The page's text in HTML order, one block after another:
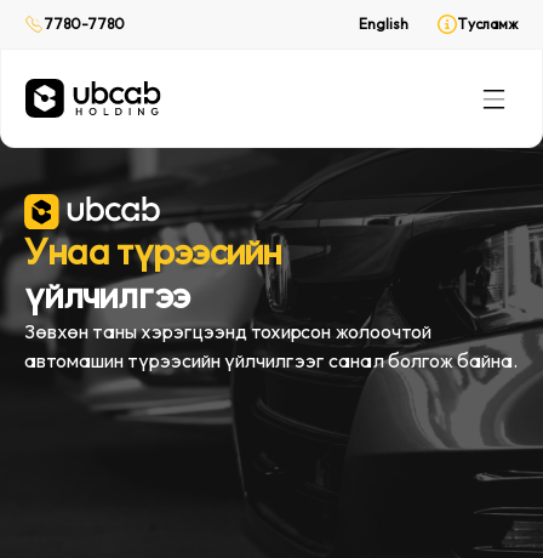
7780-7780 English Тусламж
CabPay
Онлайн төлбөр
Унаа түрээс
Унаа түрээсийн
үйлчилгээ
Зөвхөн таны хэрэгцээнд тохирсон жолоочтой
автомашин түрээсийн үйлчилгээг санал болгож байна.